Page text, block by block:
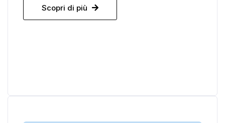
Scopri di più